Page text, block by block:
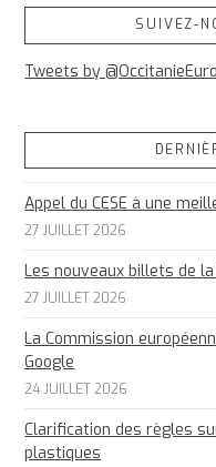
SUIVEZ-
Tweets by
Appel du CESE à une
27 JUILLET 2026
Les nouveaux billets de la
27 JUILLET 2026
La Commission
Google
24 JUILLET 2026
Clarification des règles
plastiques